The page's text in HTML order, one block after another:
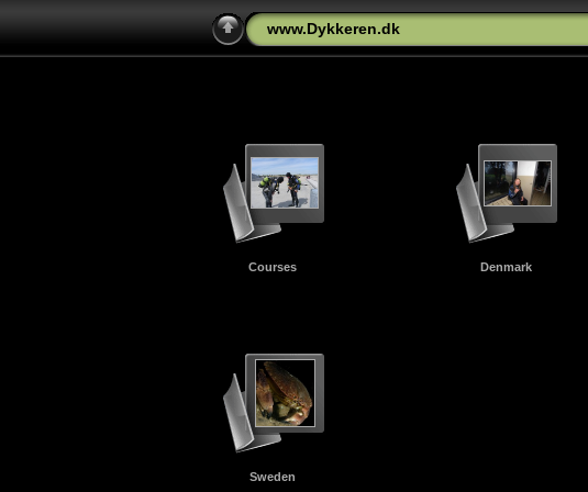
www.Dykkeren.dk
Courses Denmark
Sweden